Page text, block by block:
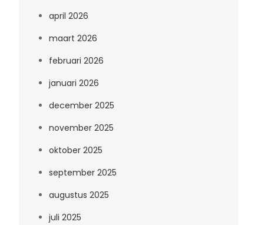
april 2026
maart 2026
februari 2026
januari 2026
december 2025
november 2025
oktober 2025
september 2025
augustus 2025
juli 2025